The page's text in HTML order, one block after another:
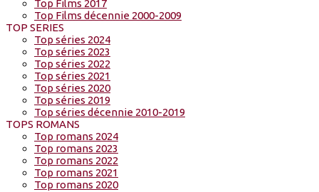
Top Films 2017
Top Films décennie 2000-2009
TOP SERIES
Top séries 2024
Top séries 2023
Top séries 2022
Top séries 2021
Top séries 2020
Top séries 2019
Top séries décennie 2010-2019
TOPS ROMANS
Top romans 2024
Top romans 2023
Top romans 2022
Top romans 2021
Top romans 2020